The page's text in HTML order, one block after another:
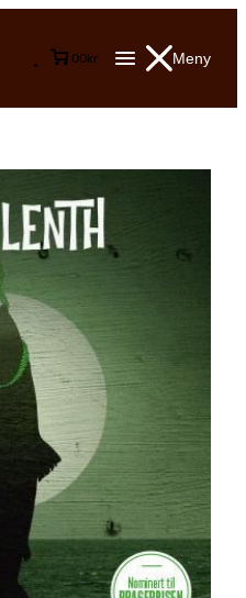
Meny
00kr